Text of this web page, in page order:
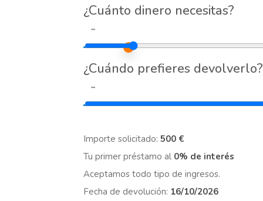
¿Cuánto dinero necesitas?
-
¿Cuándo prefieres devolverlo?
-
Importe solicitado: 500 €
Tu primer préstamo al 0% de interés
Aceptamos todo tipo de ingresos.
Fecha de devolución: 16/10/2026